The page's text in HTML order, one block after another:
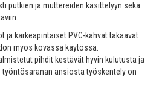
putkien ja muttereiden käsittelyyn sekä
ja karkeapintaiset PVC-kahvat takaavat
myös kovassa käytössä.
pihdit kestävät hyvin kulutusta ja
ansiosta työskentely on